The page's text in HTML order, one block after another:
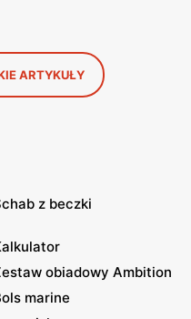
ARTYKUŁY
z beczki
obiadowy Ambition
marine